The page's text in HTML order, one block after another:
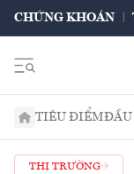
CHỨNG KHOÁN
TIÊU ĐIỂMĐẦU
THỊ TRƯỜNG